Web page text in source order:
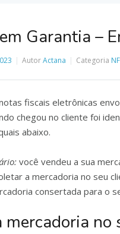
Garantia –
AutorActana Categoria
fiscais eletrônicas
chegou no cliente foi
abaixo.
você vendeu a sua
a mercadoria no seu
consertada para o
mercadoria no